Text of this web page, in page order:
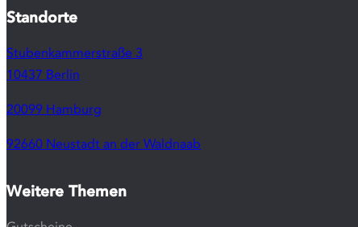
Standorte
Stubenkammerstraße 3
10437 Berlin
20099 Hamburg
92660 Neustadt an der Waldnaab
Weitere Themen